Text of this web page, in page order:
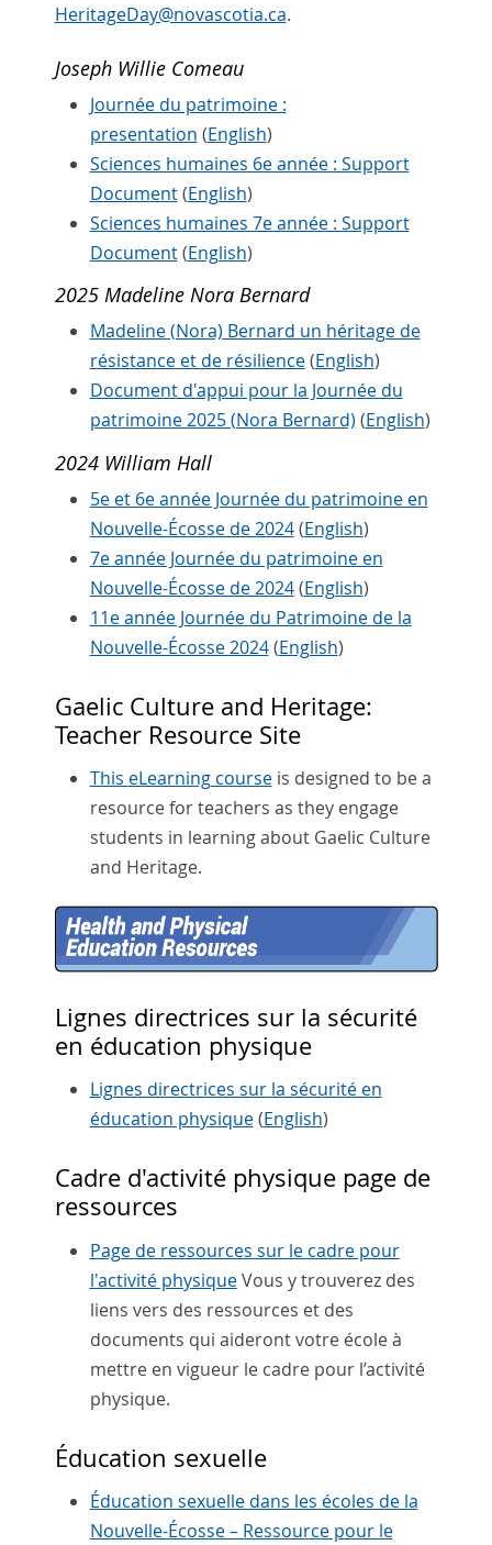
HeritageDay@novascotia.ca.
Joseph Willie Comeau
Journée du patrimoine :
presentation (English)
Sciences humaines 6e année : Support
Document(English)
Sciences humaines 7e année : Support
Document(English)
2025 Madeline Nora Bernard
Madeline (Nora) Bernard un héritage de
résistance et de résilience(English)
Document d'appui pour la Journée du
patrimoine 2025 (Nora Bernard) (English)
2024 William Hall
5e et 6e année Journée du patrimoine en
Nouvelle-Écosse de 2024(English)
7e année Journée du patrimoine en
Nouvelle-Écosse de 2024(English)
11e année Journée du Patrimoine de la
Nouvelle-Écosse 2024(English)
Gaelic Culture and Heritage:
Teacher Resource Site
This eLearning courseis designed to be a
resource for teachers as they engage
students in learning about Gaelic Culture
and Heritage.
Lignes directrices sur la sécurité
en éducation physique
Lignes directrices sur la sécurité en
éducation physique(English)
Cadre d'activité physique page de
ressources
Page de ressources sur le cadre pour
l'activité physiqueVous y trouverez des
liens vers des ressources et des
documents qui aideront votre école à
mettre en vigueur le cadre pour l’activité
physique.
Éducation sexuelle
Éducation sexuelle dans les écoles de la
Nouvelle-Écosse – Ressource pour le